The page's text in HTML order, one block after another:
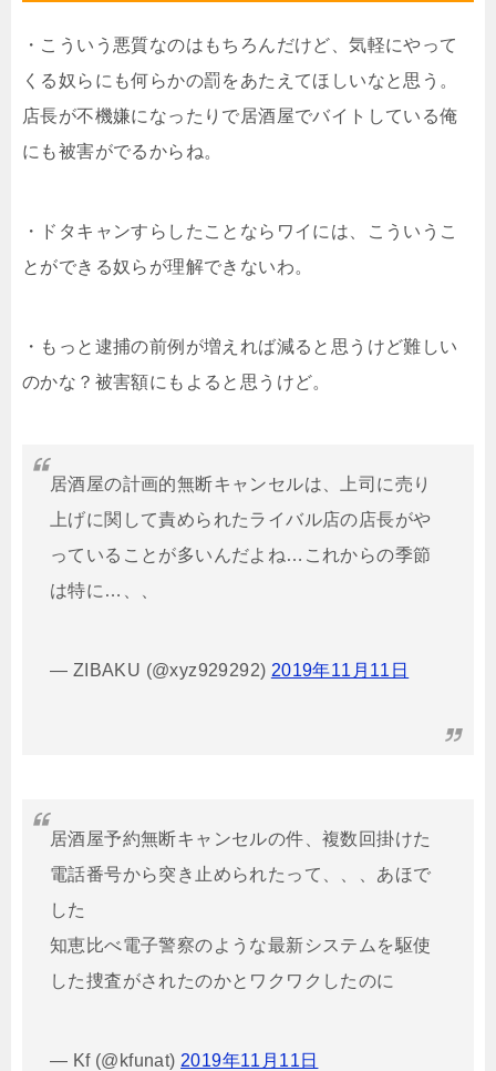
・こういう悪質なのはもちろんだけど、気軽にやって
くる奴らにも何らかの罰をあたえてほしいなと思う。
店長が不機嫌になったりで居酒屋でバイトしている俺
にも被害がでるからね。
・ドタキャンすらしたことならワイには、こういうこ
とができる奴らが理解できないわ。
・もっと逮捕の前例が増えれば減ると思うけど難しい
のかな？被害額にもよると思うけど。
居酒屋の計画的無断キャンセルは、上司に売り
上げに関して責められたライバル店の店長がや
っていることが多いんだよね…これからの季節
は特に…、、
— ZIBAKU (@xyz929292) 2019年11月11日
居酒屋予約無断キャンセルの件、複数回掛けた
電話番号から突き止められたって、、、あほで
した
知恵比べ電子警察のような最新システムを駆使
した捜査がされたのかとワクワクしたのに
— Kf (@kfunat) 2019年11月11日